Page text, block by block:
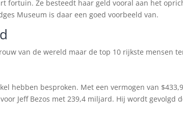
fortuin. Ze besteedt haar geld vooral aan het
Museum is daar een goed voorbeeld van.
van de wereld maar de top 10 rijkste mensen
hebben besproken. Met een vermogen van
Jeff Bezos met 239,4 miljard. Hij wordt gevolgd